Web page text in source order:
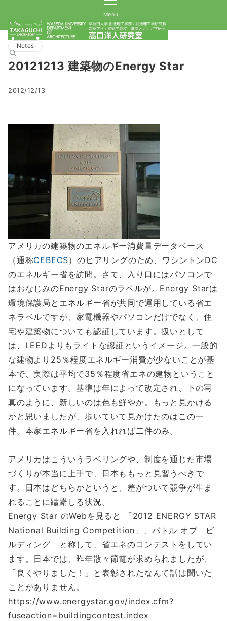
Menu
Notes
20121213 建築物のEnergy Star
2012/12/13
アメリカの建築物のエネルギー消費量データベース
（通称CEBECS）のヒアリングのため、ワシントンDC
のエネルギー省を訪問。さて、入り口にはパソコンで
はおなじみのEnergy Starのラベルが。Energy Starは
環境保護局とエネルギー省が共同で運用している省エ
ネラベルですが、家電機器やパソコンだけでなく、住
宅や建築物についても認証しています。扱いとして
は、LEEDよりもライトな認証というイメージ。一般的
な建物より25％程度エネルギー消費が少ないことが基
本で、実際は平均で35％程度省エネの建物ということ
になっています。基準は年によって改定され、下の写
真のように、新しいのは色も鮮やか。もっと見かける
かと思いましたが、歩いていて見かけたのはこの一
件。本家エネルギー省を入れれば二件のみ。
アメリカはこういうラベリングや、制度を通じた市場
づくりが本当に上手で、日本ももっと見習うべきで
す。日本はどちらかというと、差がついて競争が生ま
れることに躊躇しる状況。
Energy Star のWebを見ると 「2012 ENERGY STAR
National Building Competition」、バトル オブ ビ
ルディング と称して、省エネのコンテストをしてい
ます。日本では、昨年散々節電が求められましたが、
「良くやりました！」と表彰されたなんて話は聞いた
ことがありません。
https://www.energystar.gov/index.cfm?
fuseaction=buildingcontest.index